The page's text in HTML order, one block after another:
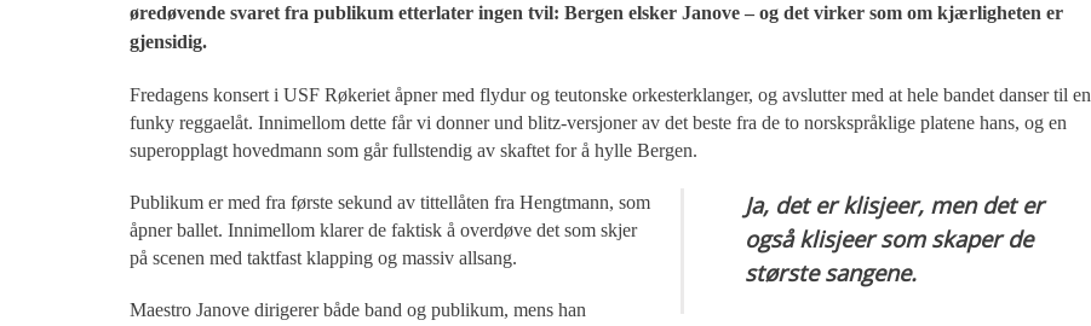
øredøvende svaret fra publikum etterlater ingen tvil: Bergen elsker Janove – og det virker som om kjærligheten er
gjensidig.
Fredagens konsert i USF Røkeriet åpner med flydur og teutonske orkesterklanger, og avslutter med at hele bandet danser til en
funky reggaelåt. Innimellom dette får vi donner und blitz-versjoner av det beste fra de to norskspråklige platene hans, og en
superopplagt hovedmann som går fullstendig av skaftet for å hylle Bergen.
Ja, det er klisjeer, men det er
også klisjeer som skaper de
største sangene.
Publikum er med fra første sekund av tittellåten fra Hengtmann, som
åpner ballet. Innimellom klarer de faktisk å overdøve det som skjer
på scenen med taktfast klapping og massiv allsang.
Maestro Janove dirigerer både band og publikum, mens han